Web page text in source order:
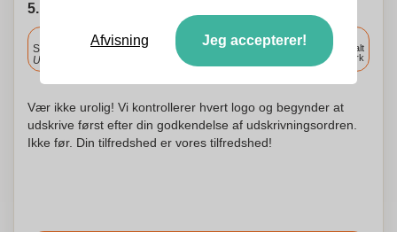
5. Vælg forsendelsesdato
Inkluderet
Standard levering
Upload og godkend dine filer i morgen før 9:30.
Levering overalt
i Danmark
Vær ikke urolig! Vi kontrollerer hvert logo og begynder at
udskrive først efter din godkendelse af udskrivningsordren.
Ikke før. Din tilfredshed er vores tilfredshed!
Afvisning Jeg accepterer!